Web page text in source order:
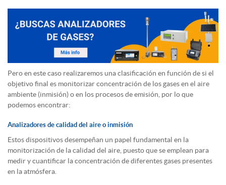
Pero en este caso realizaremos una clasificación en función de si el
objetivo final es monitorizar concentración de los gases en el aire
ambiente (inmisión) o en los procesos de emisión, por lo que
podemos encontrar:
Analizadores de calidad del aire o inmisión
Estos dispositivos desempeñan un papel fundamental en la
monitorización de la calidad del aire, puesto que se emplean para
medir y cuantificar la concentración de diferentes gases presentes
en la atmósfera.